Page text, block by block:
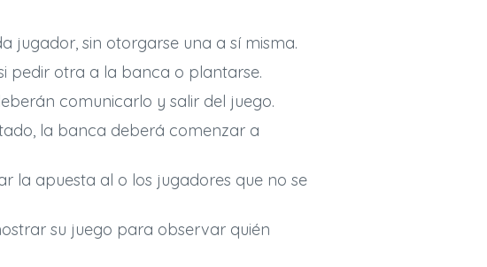
sin otorgarse una a sí misma.
pedir otra a la banca o plantarse.
comunicarlo y salir del juego.
la banca deberá comenzar a
la apuesta al o los jugadores que no se
su juego para observar quién